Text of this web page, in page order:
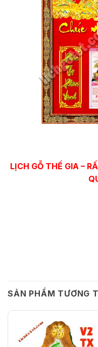
LỊCH GỖ THẾ GIA –
SẢN PHẨM TƯƠNG